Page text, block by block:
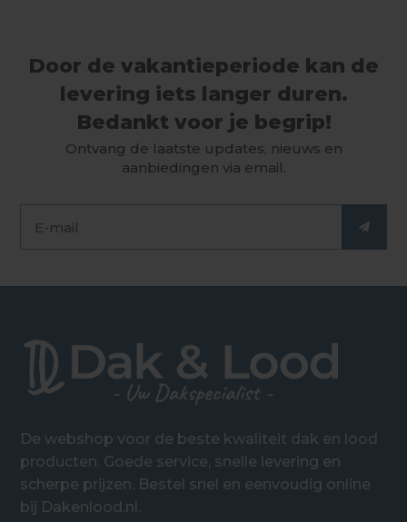
Door de vakantieperiode kan de
levering iets langer duren.
Bedankt voor je begrip!
Ontvang de laatste updates, nieuws en
aanbiedingen via email.
De webshop voor de beste kwaliteit dak en lood
producten. Goede service, snelle levering en
scherpe prijzen. Bestel snel en eenvoudig online
bij Dakenlood.nl.